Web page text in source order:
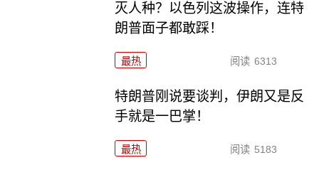
灭人种？以色列这波操作，连特
朗普面子都敢踩！
最热 阅读 6313
特朗普刚说要谈判，伊朗又是反
手就是一巴掌！
最热 阅读 5183